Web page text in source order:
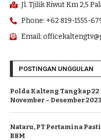
Jl. Tjilik Riwut Km 2,5
Phone: +62 819-1555-
Email:
POSTINGAN UNGGULAN
Polda Kalteng Tangkap
November – Desember 2023
Nataru, PT Pertamina
BBM